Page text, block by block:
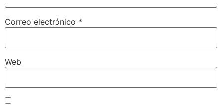
Correo electrónico *
Web